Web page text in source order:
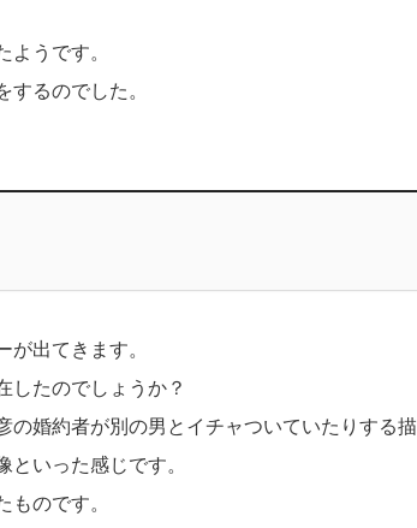
うです。
るのでした。
出てきます。
したのでしょうか？
婚約者が別の男とイチャついていたりする描
いった感じです。
のです。